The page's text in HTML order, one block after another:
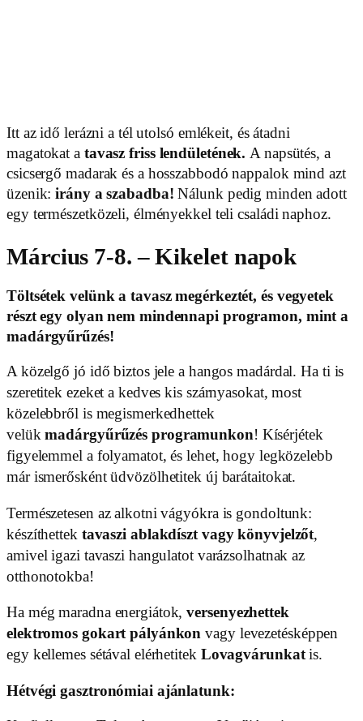
Itt az idő lerázni a tél utolsó emlékeit, és átadni
magatokat a tavasz friss lendületének. A napsütés, a
csicsergő madarak és a hosszabbodó nappalok mind azt
üzenik: irány a szabadba! Nálunk pedig minden adott
egy természetközeli, élményekkel teli családi naphoz.
Március 7-8. – Kikelet napok
Töltsétek velünk a tavasz megérkeztét, és vegyetek
részt egy olyan nem mindennapi programon, mint a
madárgyűrűzés!
A közelgő jó idő biztos jele a hangos madárdal. Ha ti is
szeretitek ezeket a kedves kis szárnyasokat, most
közelebbről is megismerkedhettek
velükmadárgyűrűzés programunkon! Kísérjétek
figyelemmel a folyamatot, és lehet, hogy legközelebb
már ismerősként üdvözölhetitek új barátaitokat.
Természetesen az alkotni vágyókra is gondoltunk:
készíthettek tavaszi ablakdíszt vagy könyvjelzőt,
amivel igazi tavaszi hangulatot varázsolhatnak az
otthonotokba!
Ha még maradna energiátok,versenyezhettek
elektromos gokart pályánkon vagy levezetésképpen
egy kellemes sétával elérhetitek Lovagvárunkatis.
Hétvégi gasztronómiai ajánlatunk: